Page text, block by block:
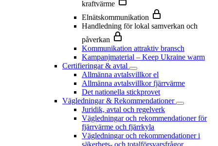
kraftvärme
Elnätskommunikation
Handledning för lokal samverkan och
påverkan
Kommunikation attraktiv bransch
Kampanjmaterial – Keep Ukraine warm
Certifieringar & avtal
Allmänna avtalsvillkor el
Allmänna avtalsvillkor fjärrvärme
Det nationella stickprovet
Vägledningar & Rekommendationer
Juridik, avtal och regelverk
Vägledningar och rekommendationer för
fjärrvärme och fjärrkyla
Vägledningar och rekommendationer i